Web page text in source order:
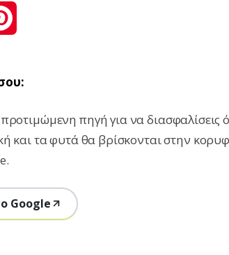
πηγή για να διασφαλίσεις
και τα φυτά θα βρίσκονται στην
Google